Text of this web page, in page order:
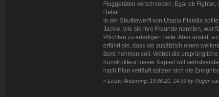
Fluggeräten verschrieben. Egal ob
Detail.
In der Shuttlewerft von Utopia Planitia
Jackie, wie sie ihre Freunde nannten, war
Pflichten zu erledigen hatte. Aber anstatt
erfährt sie, dass sie zusätzlich einen
Bord nehmen soll. Wobei die
Konstrukteur dieser Kapsel will
nach Plan verläuft spitzen sich die
« Letzte Änderung: 19.06.20, 14:39 by Roger